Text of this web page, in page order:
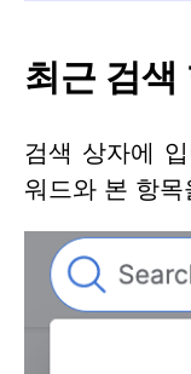
최근 검색
검색 상자에
워드와 본 항